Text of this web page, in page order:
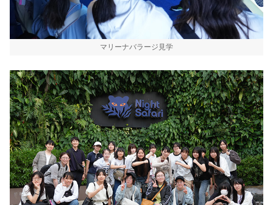
マリーナバラージ見学